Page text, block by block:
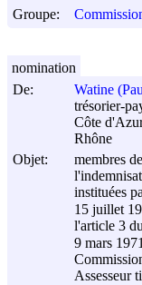
Groupe:
De:
Watine
trésorier-
Côte
Rhône
Objet:
membres
instituées
15 juillet
l'article 3
9 mars 1971
Assesseur
nomination